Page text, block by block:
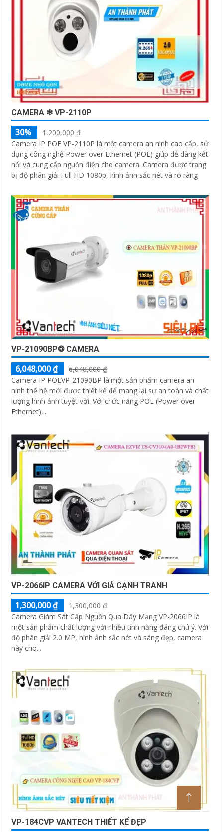
CAMERA ❇ VP-2110P
30%
1,200,000 ₫
Camera IP POE VP-2110P là một camera an ninh cao cấp, sử
dụng công nghệ Power over Ethernet (POE) giúp dễ dàng kết
nối và cung cấp nguồn điện cho camera. Camera được trang
bị độ phân giải Full HD 1080p, hình ảnh sắc nét và rõ ràng
VP-21090BP❂ CAMERA
6,048,000 ₫
6,048,000 ₫
Camera IP POEVP-21090BP là một sản phẩm camera an
ninh thế hệ mới được thiết kế để mang lại sự an toàn và chất
lượng hình ảnh tuyệt vời. Với chức năng POE (Power over
Ethernet),...
VP-2066IP CAMERA VỚI GIÁ CẠNH TRANH
1,300,000 ₫
1,300,000 ₫
Camera Giám Sát Cấp Nguồn Qua Dây Mạng VP-2066IP là
một sản phẩm chất lượng với nhiều tính năng đáng chú ý. Với
độ phân giải 2.0 MP, hình ảnh sắc nét và sáng đẹp, camera
này cho...
VP-184CVP VANTECH THIẾT KẾ ĐẸP